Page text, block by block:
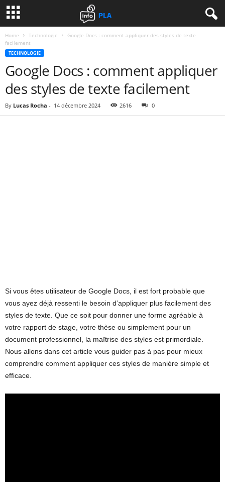
Home Technologie
Google Docs : comment appliquer des styles de texte
facilement
TECHNOLOGIE
Google Docs : comment appliquer
des styles de texte facilement
By Lucas Rocha - 14 décembre 2024 2616 0
Si vous êtes utilisateur de Google Docs, il est fort probable que
vous ayez déjà ressenti le besoin d’appliquer plus facilement des
styles de texte. Que ce soit pour donner une forme agréable à
votre rapport de stage, votre thèse ou simplement pour un
document professionnel, la maîtrise des styles est primordiale.
Nous allons dans cet article vous guider pas à pas pour mieux
comprendre comment appliquer ces styles de manière simple et
efficace.